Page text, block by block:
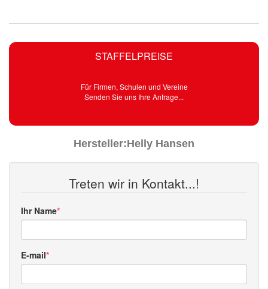
STAFFELPREISE
Für Firmen, Schulen und Vereine
Senden Sie uns Ihre Anfrage...
Hersteller:Helly Hansen
Treten wir in Kontakt...!
Ihr Name
E-mail